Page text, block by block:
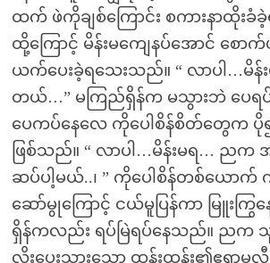
ထက် ဖဲကိုချစ်ကြောင်း စကားနာထိုးခံ
ထို့ကြောင့် မိန်းမကျေနပ်အောင် စေ
ယက်ပေးခဲ့ရသေးသည်။ “ လာပါ…မိန်းမ
တယ်…” မကြည်ရှိန်က မသွားဘဲ ပေ
ပေကပ်နေလေ ကိုပေါစိန်စိတ်တွေက
ဖြစ်သည်။ “ လာပါ…မိန်းမရ… ညက
ဆပ်ပါ့မယ်..၊ ” ကိုပေါစိန်တစ်ယောက်
ဆော်မွုကြောင့် ငယ်မူပြန်ကာ မြူးက
ရှိန်ကလည်း ရပ်မြဲရပ်နေသည်။ ညက သူ့
လိုးပေးသွားသော ထွန်းထွန်း၏ဧရာမလီ